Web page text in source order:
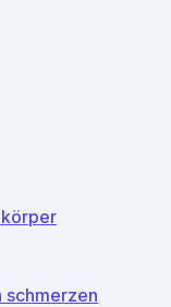
schmerzen